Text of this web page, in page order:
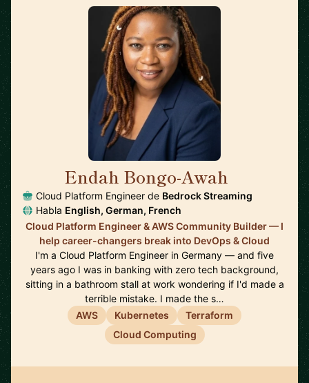
Endah Bongo-Awah
Cloud Platform Engineer de Bedrock Streaming
Habla English, German, French
Cloud Platform Engineer & AWS Community Builder — I
help career-changers break into DevOps & Cloud
I'm a Cloud Platform Engineer in Germany — and five
years ago I was in banking with zero tech background,
sitting in a bathroom stall at work wondering if I'd made a
terrible mistake. I made the s…
AWS
Kubernetes
Terraform
Cloud Computing